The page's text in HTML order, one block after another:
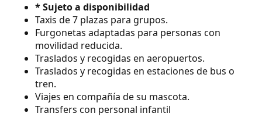
* Sujeto a disponibilidad
Taxis de 7 plazas para grupos.
Furgonetas adaptadas para personas con
movilidad reducida.
Traslados y recogidas en aeropuertos.
Traslados y recogidas en estaciones de bus o
tren.
Viajes en compañía de su mascota.
Transfers con personal infantil